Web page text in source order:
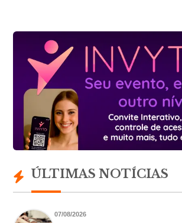
ÚLTIMAS NOTÍCIAS
07/08/2026